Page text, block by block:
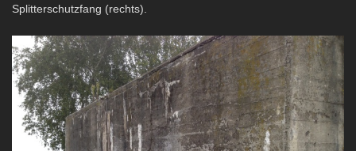
Splitterschutzfang (rechts).